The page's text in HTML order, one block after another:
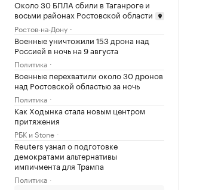
Около 30 БПЛА сбили в Таганроге и
восьми районах Ростовской области
Ростов-на-Дону
Военные уничтожили 153 дрона над
Россией в ночь на 9 августа
Политика
Военные перехватили около 30 дронов
над Ростовской областью за ночь
Политика
Как Ходынка стала новым центром
притяжения
РБК и Stone
Reuters узнал о подготовке
демократами альтернативы
импичмента для Трампа
Политика